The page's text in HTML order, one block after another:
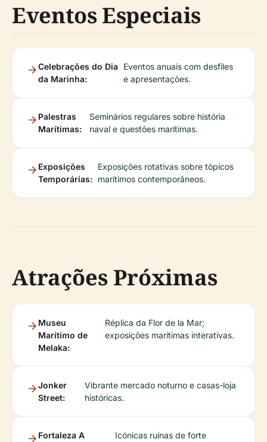
Eventos Especiais
Celebrações do Dia
da Marinha:
Eventos anuais com desfiles
e apresentações.
Palestras
Marítimas:
Seminários regulares sobre história
naval e questões marítimas.
Exposições
Temporárias:
Exposições rotativas sobre tópicos
marítimos contemporâneos.
Atrações Próximas
Museu
Marítimo de
Melaka:
Réplica da Flor de la Mar;
exposições marítimas interativas.
Jonker
Street:
Vibrante mercado noturno e casas-loja
históricas.
Fortaleza A
Icónicas ruínas de forte